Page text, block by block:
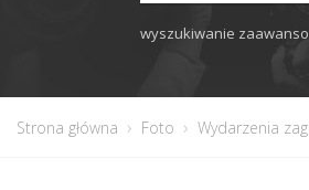
wyszukiwanie
Strona główna Foto Wydarzenia